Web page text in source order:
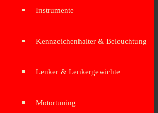
Instrumente
Kennzeichenhalter & Beleuchtung
Lenker & Lenkergewichte
Motortuning